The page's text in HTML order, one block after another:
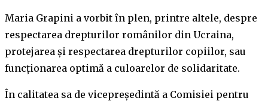
Maria Grapini a vorbit în plen, printre altele, despre
respectarea drepturilor românilor din Ucraina,
protejarea și respectarea drepturilor copiilor, sau
funcționarea optimă a culoarelor de solidaritate.
În calitatea sa de vicepreședintă a Comisiei pentru